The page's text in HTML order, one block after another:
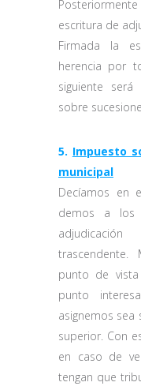
escritura de
Firmada la
herencia por
siguiente
sobre
5. Impuesto
municipal
Decíamos en
demos a los
trascendente.
punto de
punto
asignemos
superior. Con
en caso de
tengan que